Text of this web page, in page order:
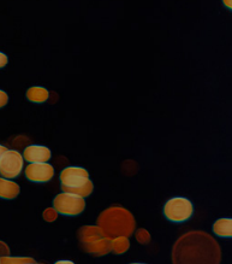
〒001-0923